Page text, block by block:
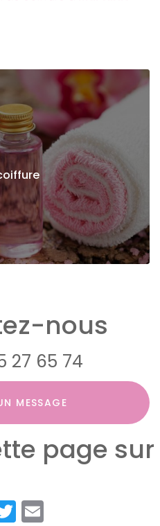
nous
27 65 74
MESSAGE
page sur
Twitter